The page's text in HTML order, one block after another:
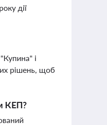
дії
і
рішень, щоб
КЕП?